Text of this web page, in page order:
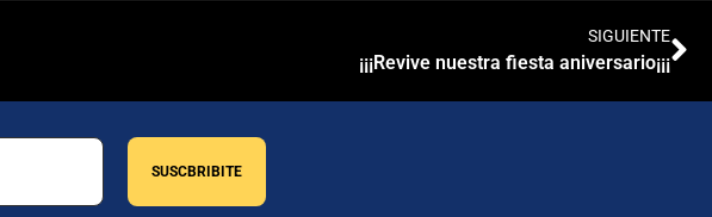
SIGUIENTE
¡¡¡Revive nuestra fiesta aniversario¡¡¡